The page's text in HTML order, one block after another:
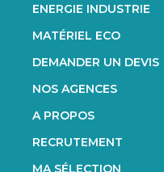
ENERGIE INDUSTRIE
MATÉRIEL ECO
DEMANDER UN DEVIS
NOS AGENCES
A PROPOS
RECRUTEMENT
MA SÉLECTION